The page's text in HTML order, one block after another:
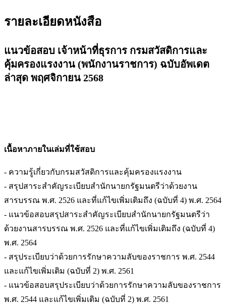
รายละเอียดหนังสือ
แนวข้อสอบ เจ้าหน้าที่ธุรการ กรมสวัสดิการและ
คุ้มครองแรงงาน (พนักงานราชการ) ฉบับอัพเดต
ล่าสุด พฤศจิกายน 2568
เนื้อหาภายในเล่มที่ใช้สอบ
- ความรู้เกี่ยวกับกรมสวัสดิการและคุ้มครองแรงงาน
- สรุปสาระสำคัญระเบียบสำนักนายกรัฐมนตรีว่าด้วยงาน
สารบรรณ พ.ศ. 2526 และที่แก้ไขเพิ่มเติมถึง (ฉบับที่ 4) พ.ศ. 2564
- แนวข้อสอบสรุปสาระสำคัญระเบียบสำนักนายกรัฐมนตรีว่า
ด้วยงานสารบรรณ พ.ศ. 2526 และที่แก้ไขเพิ่มเติมถึง (ฉบับที่ 4)
พ.ศ. 2564
- สรุประเบียบว่าด้วยการรักษาความลับของราชการ พ.ศ. 2544
และแก้ไขเพิ่มเติม (ฉบับที่ 2) พ.ศ. 2561
- แนวข้อสอบสรุประเบียบว่าด้วยการรักษาความลับของราชการ
พ.ศ. 2544 และแก้ไขเพิ่มเติม (ฉบับที่ 2) พ.ศ. 2561